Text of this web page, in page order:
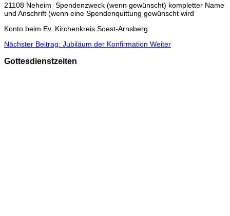
21108 Neheim Spendenzweck (wenn gewünscht) kompletter Name
und Anschrift (wenn eine Spendenquittung gewünscht wird
Konto beim Ev. Kirchenkreis Soest-Arnsberg
Nächster Beitrag: Jubiläum der Konfirmation Weiter
Gottesdienstzeiten